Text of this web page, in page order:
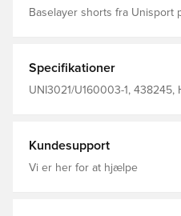
Baselayer shorts fra
og varm Den brede og elastiske linning kan strækkes for
Specifikationer
UNI3021/U160003-1, 438245,
Kundesupport
Vi er her for at hjælpe